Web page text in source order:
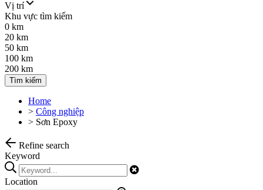
Vị trí
Khu vực tìm kiếm
0 km
20 km
50 km
100 km
200 km
Tìm kiếm
Home
> Công nghiệp
> Sơn Epoxy
Refine search
Keyword
Location